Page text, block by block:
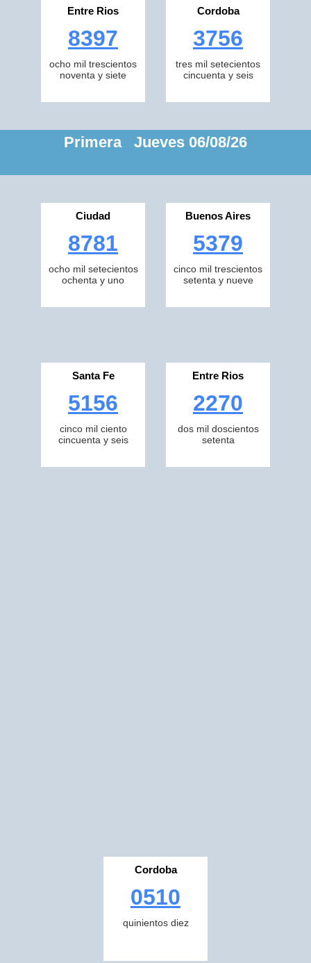
Entre Rios
8397
ocho mil trescientos
noventa y siete
Cordoba
3756
tres mil setecientos
cincuenta y seis
Primera Jueves 06/08/26
Ciudad
8781
ocho mil setecientos
ochenta y uno
Buenos Aires
5379
cinco mil trescientos
setenta y nueve
Santa Fe
5156
cinco mil ciento
cincuenta y seis
Entre Rios
2270
dos mil doscientos
setenta
Cordoba
0510
quinientos diez